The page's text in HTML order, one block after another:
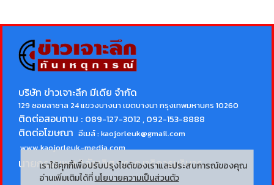
บริษัท ข่าวเจาะลึก มีเดีย จำกัด
129 ซอยลาซาล 24 แขวงบางนา เขตบางนา กรุงเทพมหานคร 10260
ติดต่อสอบถาม : 089-127-3012 , 092-153-8888
ติดต่อโฆษณา อีเมล์ :kaojorleuk@gmail.com
www.kaojorleuk-media.com
นายกรธนพล วิลัยเลิศบรรณาธิการบริหาร
เราใช้คุกกี้เพื่อปรับปรุงไซต์ของเราและประสบการณ์ของคุณ
อ่านเพิ่มเติมได้ที่ นโยบายความเป็นส่วนตัว